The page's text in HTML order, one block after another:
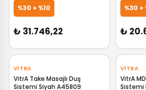
GELİNCE HABER VER
%30 + %10
₺ 31.746,22
%30 +
₺
VITRA
VitrA Take Masajlı Duş
Sistemi Siyah A45809
VITRA
VitrA
Sistemi